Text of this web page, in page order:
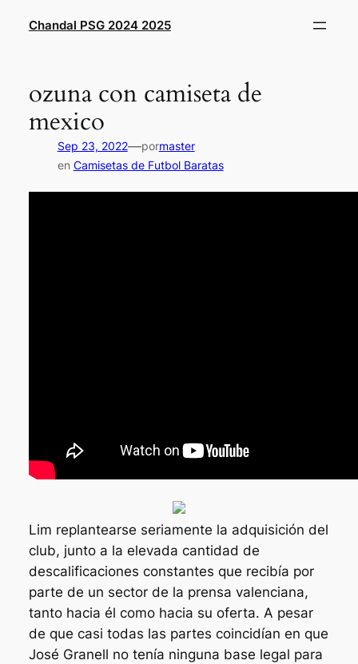
Chandal PSG 2024 2025
ozuna con camiseta de
mexico
Sep 23, 2022—pormaster
en Camisetas de Futbol Baratas
Lim replantearse seriamente la adquisición del
club, junto a la elevada cantidad de
descalificaciones constantes que recibía por
parte de un sector de la prensa valenciana,
tanto hacia él como hacia su oferta. A pesar
de que casi todas las partes coincidían en que
José Granell no tenía ninguna base legal para